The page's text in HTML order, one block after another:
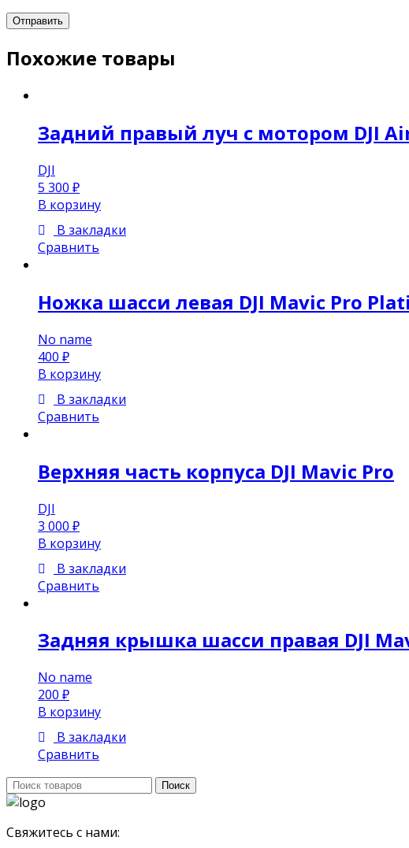
Похожие товары
Задний правый луч с мотором DJI
DJI
5 300 ₽
В корзину
В закладки
Сравнить
Ножка шасси левая DJI Mavic Pro
No name
400 ₽
В корзину
В закладки
Сравнить
Верхняя часть корпуса DJI Mavic Pro
DJI
3 000 ₽
В корзину
В закладки
Сравнить
Задняя крышка шасси правая DJI
No name
200 ₽
В корзину
В закладки
Сравнить
Поиск:
Поиск
Свяжитесь с нами: